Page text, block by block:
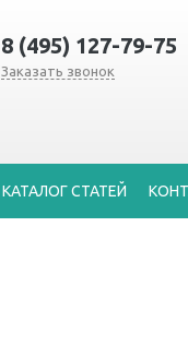
8 (495) 127-79-75
Заказать звонок
КАТАЛОГ СТАТЕЙ